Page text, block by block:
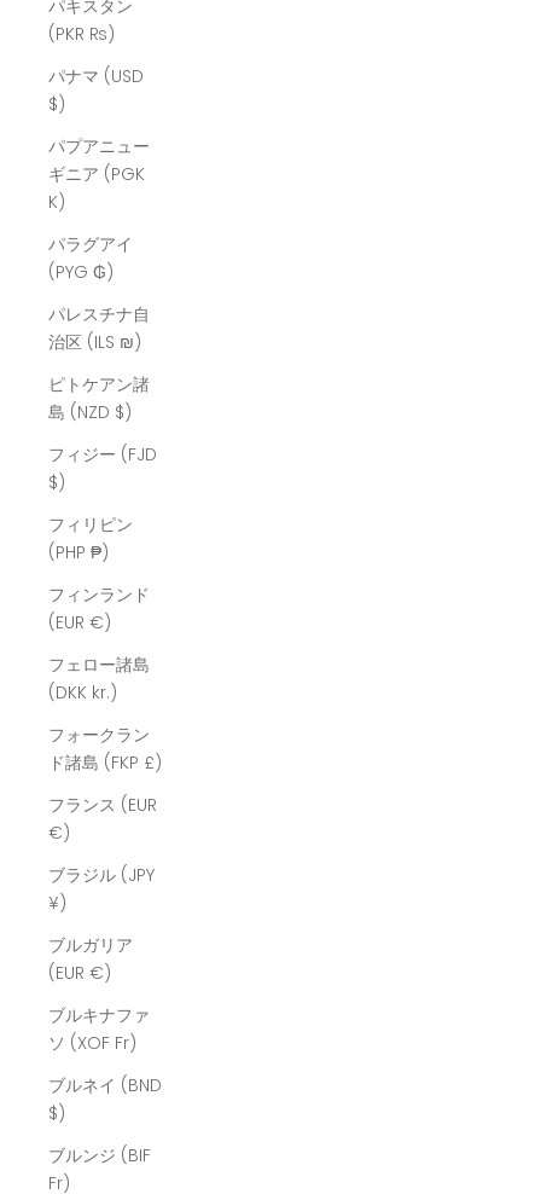
パキスタン
(PKR ₨)
パナマ (USD
$)
パプアニュー
ギニア (PGK
K)
パラグアイ
(PYG ₲)
パレスチナ自
治区 (ILS ₪)
ピトケアン諸
島 (NZD $)
フィジー (FJD
$)
フィリピン
(PHP ₱)
フィンランド
(EUR €)
フェロー諸島
(DKK kr.)
フォークラン
ド諸島 (FKP £)
フランス (EUR
€)
ブラジル (JPY
¥)
ブルガリア
(EUR €)
ブルキナファ
ソ (XOF Fr)
ブルネイ (BND
$)
ブルンジ (BIF
Fr)